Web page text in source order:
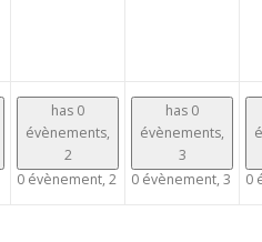
has 0
évènements,
2
0 évènement, 2
has 0
évènements,
3
0 évènement, 3 0